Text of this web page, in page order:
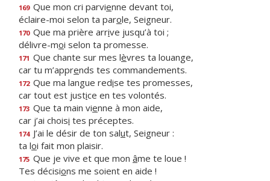
169 Que mon cri parvienne devant toi,
éclaire-moi selon ta parole, Seigneur.
170 Que ma prière arrive jusqu’à toi ;
délivre-moi selon ta promesse.
171 Que chante sur mes lèvres ta louange,
car tu m’apprends tes commandements.
172 Que ma langue redise tes promesses,
car tout est justice en tes volontés.
173 Que ta main vienne à mon aide,
car j’ai choisi tes préceptes.
174 J’ai le désir de ton salut, Seigneur :
ta loi fait mon plaisir.
175 Que je vive et que mon âme te loue !
Tes décisions me soient en aide !